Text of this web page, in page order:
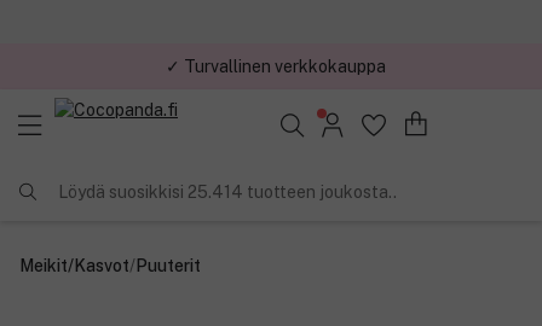
Löydä suosikkisi 25.414 tuotteen joukosta..
Meikit/Kasvot/Puuterit